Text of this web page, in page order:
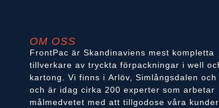
OM OSS
FrontPac är Skandinaviens mest kompletta
tillverkare av tryckta förpackningar i well
kartong. Vi finns i Arlöv, Simlångsdalen och
och är idag cirka 200 experter som arbetar
målmedvetet med att tillgodose våra